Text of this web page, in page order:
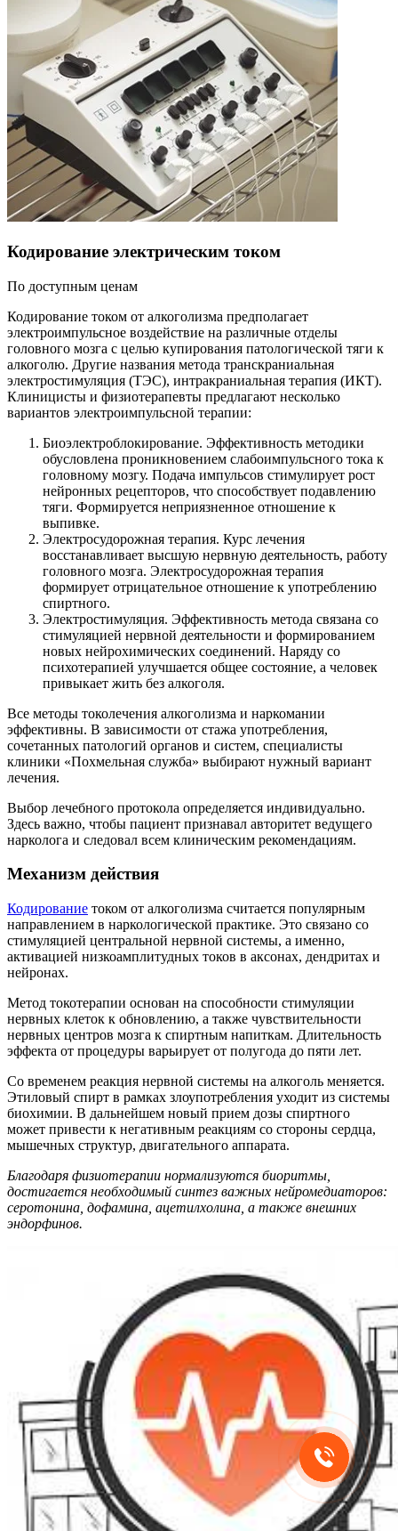
Кодирование электрическим током
По доступным ценам
Кодирование током от алкоголизма предполагает
электроимпульсное воздействие на различные отделы
головного мозга с целью купирования патологической тяги к
алкоголю. Другие названия метода транскраниальная
электростимуляция (ТЭС), интракраниальная терапия (ИКТ).
Клиницисты и физиотерапевты предлагают несколько
вариантов электроимпульсной терапии:
Биоэлектроблокирование. Эффективность методики
обусловлена проникновением слабоимпульсного тока к
головному мозгу. Подача импульсов стимулирует рост
нейронных рецепторов, что способствует подавлению
тяги. Формируется неприязненное отношение к
выпивке.
Электросудорожная терапия. Курс лечения
восстанавливает высшую нервную деятельность, работу
головного мозга. Электросудорожная терапия
формирует отрицательное отношение к употреблению
спиртного.
Электростимуляция. Эффективность метода связана со
стимуляцией нервной деятельности и формированием
новых нейрохимических соединений. Наряду со
психотерапией улучшается общее состояние, а человек
привыкает жить без алкоголя.
Все методы токолечения алкоголизма и наркомании
эффективны. В зависимости от стажа употребления,
сочетанных патологий органов и систем, специалисты
клиники «Похмельная служба» выбирают нужный вариант
лечения.
Выбор лечебного протокола определяется индивидуально.
Здесь важно, чтобы пациент признавал авторитет ведущего
нарколога и следовал всем клиническим рекомендациям.
Механизм действия
Кодирование током от алкоголизма считается популярным
направлением в наркологической практике. Это связано со
стимуляцией центральной нервной системы, а именно,
активацией низкоамплитудных токов в аксонах, дендритах и
нейронах.
Метод токотерапии основан на способности стимуляции
нервных клеток к обновлению, а также чувствительности
нервных центров мозга к спиртным напиткам. Длительность
эффекта от процедуры варьирует от полугода до пяти лет.
Со временем реакция нервной системы на алкоголь меняется.
Этиловый спирт в рамках злоупотребления уходит из системы
биохимии. В дальнейшем новый прием дозы спиртного
может привести к негативным реакциям со стороны сердца,
мышечных структур, двигательного аппарата.
Благодаря физиотерапии нормализуются биоритмы,
достигается необходимый синтез важных нейромедиаторов:
серотонина, дофамина, ацетилхолина, а также внешних
эндорфинов.